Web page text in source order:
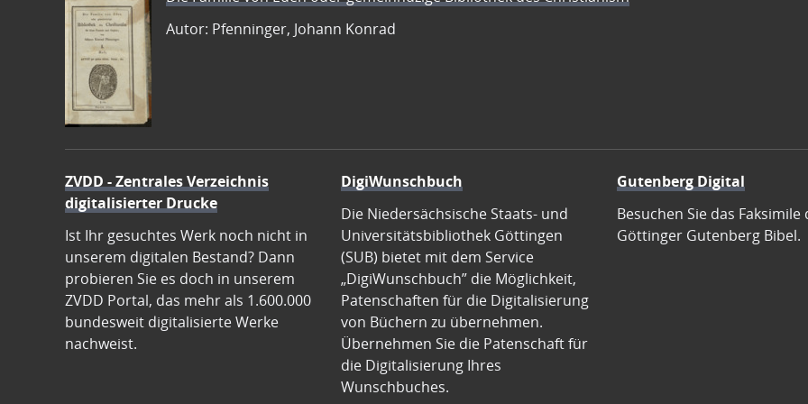
Autor: Pfenninger, Johann Konrad
ZVDD - Zentrales Verzeichnis
digitalisierter Drucke
Ist Ihr gesuchtes Werk noch nicht in
unserem digitalen Bestand? Dann
probieren Sie es doch in unserem
ZVDD Portal, das mehr als 1.600.000
bundesweit digitalisierte Werke
nachweist.
DigiWunschbuch
Die Niedersächsische Staats- und
Universitätsbibliothek Göttingen
(SUB) bietet mit dem Service
„DigiWunschbuch” die Möglichkeit,
Patenschaften für die Digitalisierung
von Büchern zu übernehmen.
Übernehmen Sie die Patenschaft für
die Digitalisierung Ihres
Wunschbuches.
Gutenberg Digital
Besuchen Sie das Faksimile
Göttinger Gutenberg Bibel.